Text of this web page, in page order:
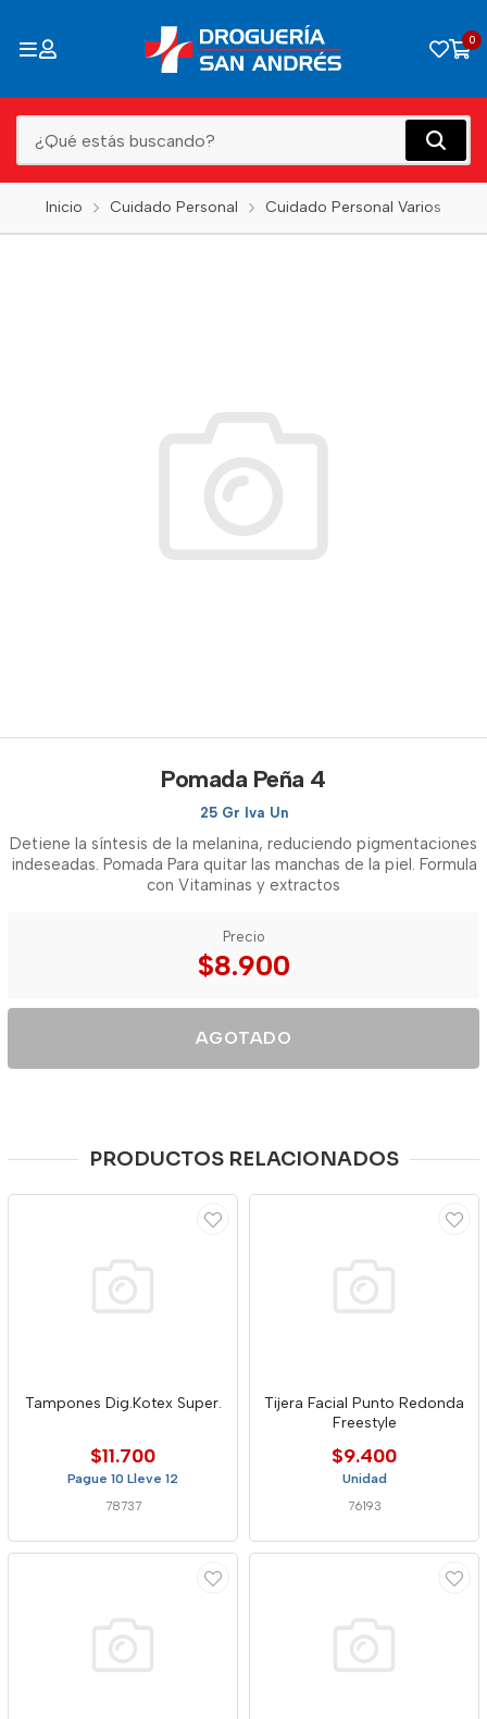
0
Inicio Cuidado Personal Cuidado Personal Varios
Pomada Peña 4
25 Gr Iva Un
Detiene la síntesis de la melanina, reduciendo pigmentaciones
indeseadas. Pomada Para quitar las manchas de la piel. Formula
con Vitaminas y extractos
Precio
$8.900
AGOTADO
PRODUCTOS RELACIONADOS
Tampones Dig.Kotex Super.
$11.700
Pague 10 Lleve 12
78737
Tijera Facial Punto Redonda
Freestyle
$9.400
Unidad
76193